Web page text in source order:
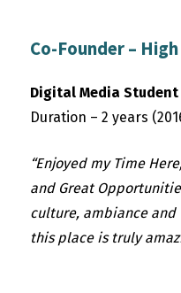
Co-Founder –
Digital Media Student
Duration – 2 years
“Enjoyed my Time
and Great
culture, ambiance
this place is truly